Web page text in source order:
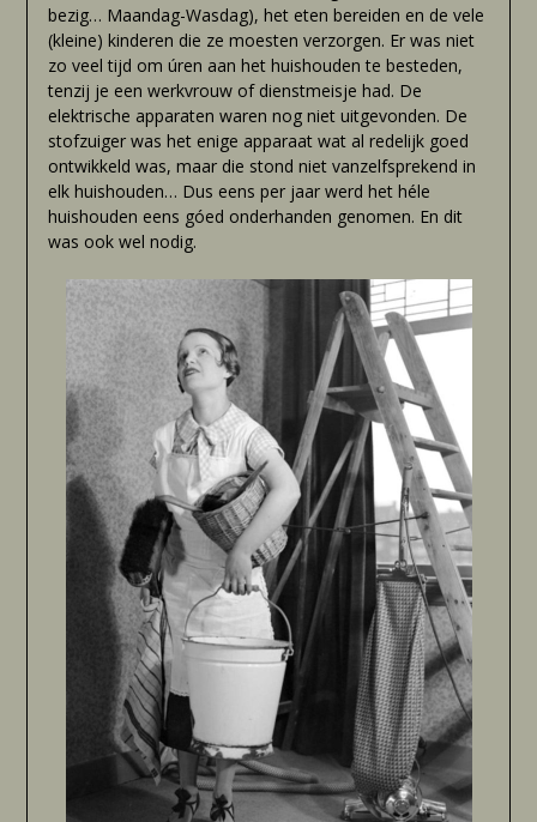
bezig… Maandag-Wasdag), het eten bereiden en de vele
(kleine) kinderen die ze moesten verzorgen. Er was niet
zo veel tijd om úren aan het huishouden te besteden,
tenzij je een werkvrouw of dienstmeisje had. De
elektrische apparaten waren nog niet uitgevonden. De
stofzuiger was het enige apparaat wat al redelijk goed
ontwikkeld was, maar die stond niet vanzelfsprekend in
elk huishouden… Dus eens per jaar werd het héle
huishouden eens góed onderhanden genomen. En dit
was ook wel nodig.